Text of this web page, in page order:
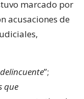
marcado por
acusaciones de
”;
que